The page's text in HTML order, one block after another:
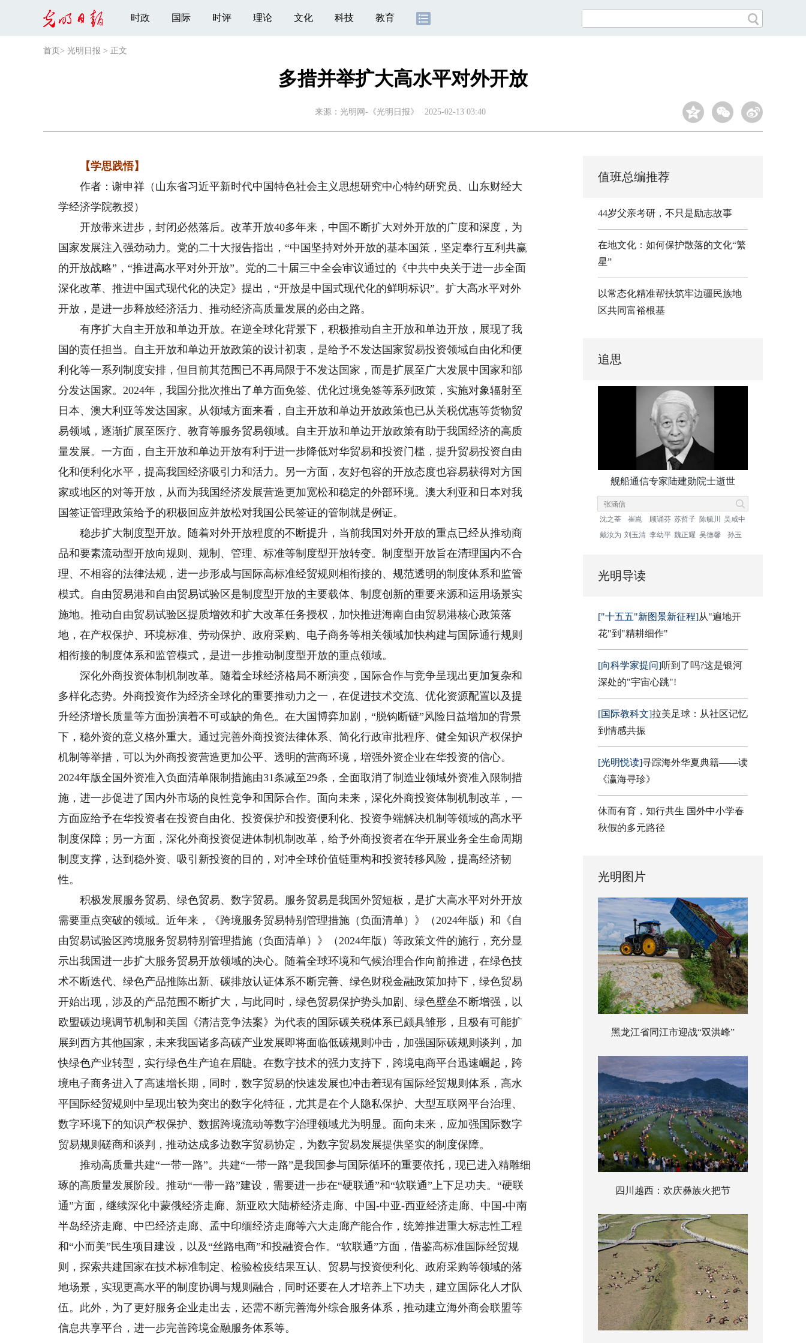
时政 国际 时评 理论 文化 科技 教育
首页 > 光明日报 > 正文
多措并举扩大高水平对外开放
来源： 光明网-《光明日报》 2025-02-13 03:40
【学思践悟】
作者：谢申祥（山东省习近平新时代中国特色社会主义思想研究中心特约研究员、山东财经大
学经济学院教授）
开放带来进步，封闭必然落后。改革开放40多年来，中国不断扩大对外开放的广度和深度，为
国家发展注入强劲动力。党的二十大报告指出，“中国坚持对外开放的基本国策，坚定奉行互利共赢
的开放战略”，“推进高水平对外开放”。党的二十届三中全会审议通过的《中共中央关于进一步全面
深化改革、推进中国式现代化的决定》提出，“开放是中国式现代化的鲜明标识”。扩大高水平对外
开放，是进一步释放经济活力、推动经济高质量发展的必由之路。
有序扩大自主开放和单边开放。在逆全球化背景下，积极推动自主开放和单边开放，展现了我
国的责任担当。自主开放和单边开放政策的设计初衷，是给予不发达国家贸易投资领域自由化和便
利化等一系列制度安排，但目前其范围已不再局限于不发达国家，而是扩展至广大发展中国家和部
分发达国家。2024年，我国分批次推出了单方面免签、优化过境免签等系列政策，实施对象辐射至
日本、澳大利亚等发达国家。从领域方面来看，自主开放和单边开放政策也已从关税优惠等货物贸
易领域，逐渐扩展至医疗、教育等服务贸易领域。自主开放和单边开放政策有助于我国经济的高质
量发展。一方面，自主开放和单边开放有利于进一步降低对华贸易和投资门槛，提升贸易投资自由
化和便利化水平，提高我国经济吸引力和活力。另一方面，友好包容的开放态度也容易获得对方国
家或地区的对等开放，从而为我国经济发展营造更加宽松和稳定的外部环境。澳大利亚和日本对我
国签证管理政策给予的积极回应并放松对我国公民签证的管制就是例证。
稳步扩大制度型开放。随着对外开放程度的不断提升，当前我国对外开放的重点已经从推动商
品和要素流动型开放向规则、规制、管理、标准等制度型开放转变。制度型开放旨在清理国内不合
理、不相容的法律法规，进一步形成与国际高标准经贸规则相衔接的、规范透明的制度体系和监管
模式。自由贸易港和自由贸易试验区是制度型开放的主要载体、制度创新的重要来源和运用场景实
施地。推动自由贸易试验区提质增效和扩大改革任务授权，加快推进海南自由贸易港核心政策落
地，在产权保护、环境标准、劳动保护、政府采购、电子商务等相关领域加快构建与国际通行规则
相衔接的制度体系和监管模式，是进一步推动制度型开放的重点领域。
深化外商投资体制机制改革。随着全球经济格局不断演变，国际合作与竞争呈现出更加复杂和
多样化态势。外商投资作为经济全球化的重要推动力之一，在促进技术交流、优化资源配置以及提
升经济增长质量等方面扮演着不可或缺的角色。在大国博弈加剧，“脱钩断链”风险日益增加的背景
下，稳外资的意义格外重大。通过完善外商投资法律体系、简化行政审批程序、健全知识产权保护
机制等举措，可以为外商投资营造更加公平、透明的营商环境，增强外资企业在华投资的信心。
2024年版全国外资准入负面清单限制措施由31条减至29条，全面取消了制造业领域外资准入限制措
施，进一步促进了国内外市场的良性竞争和国际合作。面向未来，深化外商投资体制机制改革，一
方面应给予在华投资者在投资自由化、投资保护和投资便利化、投资争端解决机制等领域的高水平
制度保障；另一方面，深化外商投资促进体制机制改革，给予外商投资者在华开展业务全生命周期
制度支撑，达到稳外资、吸引新投资的目的，对冲全球价值链重构和投资转移风险，提高经济韧
性。
积极发展服务贸易、绿色贸易、数字贸易。服务贸易是我国外贸短板，是扩大高水平对外开放
需要重点突破的领域。近年来，《跨境服务贸易特别管理措施（负面清单）》（2024年版）和《自
由贸易试验区跨境服务贸易特别管理措施（负面清单）》（2024年版）等政策文件的施行，充分显
示出我国进一步扩大服务贸易开放领域的决心。随着全球环境和气候治理合作向前推进，在绿色技
术不断迭代、绿色产品推陈出新、碳排放认证体系不断完善、绿色财税金融政策加持下，绿色贸易
开始出现，涉及的产品范围不断扩大，与此同时，绿色贸易保护势头加剧、绿色壁垒不断增强，以
欧盟碳边境调节机制和美国《清洁竞争法案》为代表的国际碳关税体系已颇具雏形，且极有可能扩
展到西方其他国家，未来我国诸多高碳产业发展即将面临低碳规则冲击，加强国际碳规则谈判，加
快绿色产业转型，实行绿色生产迫在眉睫。在数字技术的强力支持下，跨境电商平台迅速崛起，跨
境电子商务进入了高速增长期，同时，数字贸易的快速发展也冲击着现有国际经贸规则体系，高水
平国际经贸规则中呈现出较为突出的数字化特征，尤其是在个人隐私保护、大型互联网平台治理、
数字环境下的知识产权保护、数据跨境流动等数字治理领域尤为明显。面向未来，应加强国际数字
贸易规则磋商和谈判，推动达成多边数字贸易协定，为数字贸易发展提供坚实的制度保障。
推动高质量共建“一带一路”。共建“一带一路”是我国参与国际循环的重要依托，现已进入精雕细
琢的高质量发展阶段。推动“一带一路”建设，需要进一步在“硬联通”和“软联通”上下足功夫。“硬联
通”方面，继续深化中蒙俄经济走廊、新亚欧大陆桥经济走廊、中国-中亚-西亚经济走廊、中国-中南
半岛经济走廊、中巴经济走廊、孟中印缅经济走廊等六大走廊产能合作，统筹推进重大标志性工程
和“小而美”民生项目建设，以及“丝路电商”和投融资合作。“软联通”方面，借鉴高标准国际经贸规
则，探索共建国家在技术标准制定、检验检疫结果互认、贸易与投资便利化、政府采购等领域的落
地场景，实现更高水平的制度协调与规则融合，同时还要在人才培养上下功夫，建立国际化人才队
伍。此外，为了更好服务企业走出去，还需不断完善海外综合服务体系，推动建立海外商会联盟等
信息共享平台，进一步完善跨境金融服务体系等。
值班总编推荐
44岁父亲考研，不只是励志故事
在地文化：如何保护散落的文化“繁
星”
以常态化精准帮扶筑牢边疆民族地
区共同富裕根基
追思
舰船通信专家陆建勋院士逝世
沈之荃 崔崑 顾诵芬 苏哲子 陈毓川
吴咸中
戴汝为 刘玉清 李幼平 魏正耀 吴德馨 孙玉
光明导读
["十五五"新图景新征程]从"遍地开
花"到"精耕细作"
[向科学家提问]听到了吗?这是银河
深处的"宇宙心跳"!
[国际教科文]拉美足球：从社区记忆
到情感共振
[光明悦读]寻踪海外华夏典籍——读
《瀛海寻珍》
休而有育，知行共生 国外中小学春
秋假的多元路径
光明图片
黑龙江省同江市迎战“双洪峰”
四川越西：欢庆彝族火把节